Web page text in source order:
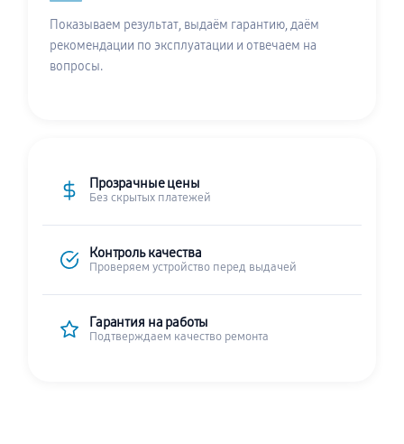
Показываем результат, выдаём гарантию, даём
рекомендации по эксплуатации и отвечаем на
вопросы.
Прозрачные цены
Без скрытых платежей
Контроль качества
Проверяем устройство перед выдачей
Гарантия на работы
Подтверждаем качество ремонта